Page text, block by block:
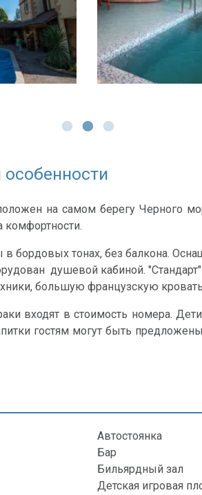
на самом берегу Черного
комфортности.
в бордовых тонах, без балкона.
душевой кабиной.
большую французскую
входят в стоимость номера.
гостям могут быть
Автостоянка
Бар
Бильярдный зал
Детская игровая